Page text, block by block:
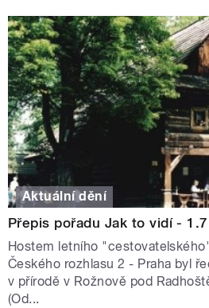
Aktuální dění
Přepis pořadu Jak to vidí -
Hostem letního
Českého rozhlasu 2 - Praha byl
v přírodě v Rožnově pod
(Od...